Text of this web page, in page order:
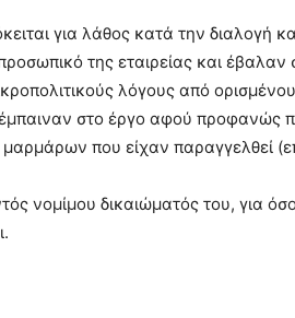
για λάθος κατά την διαλογή
της εταιρείας και
λόγους από
στο έργο αφού προφανώς
που είχαν παραγγελθεί
νομίμου δικαιώματός του, για